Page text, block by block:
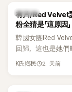
K-POP
有片/Red Velvet
粉全猜是「這原因」
韓國女團Red
回歸，這也是她
年，五位成員也
K氏鄉民 2 天前